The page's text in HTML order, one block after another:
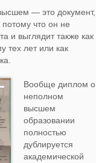
— это документ,
что он не
и выглядит также как
тех лет или как
Вообще диплом о
неполном
высшем
образовании
полностью
дублируется
академической